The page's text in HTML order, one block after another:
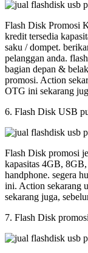
Flash Disk Promosi
kredit tersedia
saku / dompet.
pelanggan anda.
bagian depan &
promosi. Action
OTG ini sekarang
6. Flash Disk USB
Flash Disk promosi
kapasitas 4GB,
handphone. segera
ini. Action sekarang
sekarang juga,
7. Flash Disk